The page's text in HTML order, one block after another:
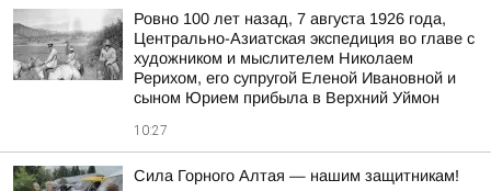
Ровно 100 лет назад, 7 августа 1926 года,
Центрально-Азиатская экспедиция во главе с
художником и мыслителем Николаем
Рерихом, его супругой Еленой Ивановной и
сыном Юрием прибыла в Верхний Уймон
10:27
Сила Горного Алтая — нашим защитникам!